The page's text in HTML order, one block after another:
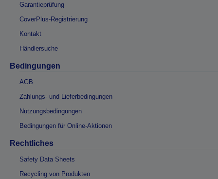
Garantieprüfung
CoverPlus-Registrierung
Kontakt
Händlersuche
Bedingungen
AGB
Zahlungs- und Lieferbedingungen
Nutzungsbedingungen
Bedingungen für Online-Aktionen
Rechtliches
Safety Data Sheets
Recycling von Produkten